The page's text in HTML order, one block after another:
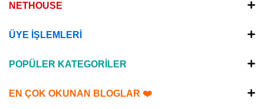
NETHOUSE
ÜYE İŞLEMLERİ
POPÜLER KATEGORİLER
EN ÇOK OKUNAN BLOGLAR ❤️